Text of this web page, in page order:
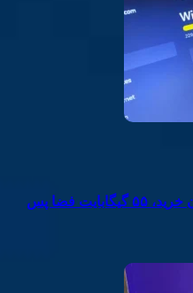
قیمت SSD بالا می‌رود؛ چگونه بدون خرید، ۵۵ گیگابایت فضا پس